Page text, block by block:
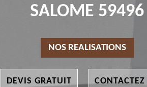
SALOME 59496
NOS REALISATIONS
DEVIS GRATUIT